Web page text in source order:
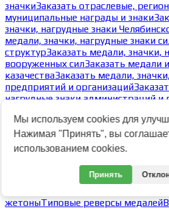
значкиЗаказать отраслевые,
муниципальные награды и знаки
значки, нагрудные знаки
медали, значки, нагрудные знаки
структурЗаказать медали, значки,
вооруженных силЗаказать медали
казачестваЗаказать медали,
предприятий и организаций
нагрудные знаки администраций и
нагрудные знаки
по регионам РоссииЗаказать
профсоюзных организации
общественные наградыЗаказать
нагрудные знаки по спортивным
жетоныТиповые реверсы медалей
Мы используем cookies для
Нажимая "Принять", вы
использованием cookies.
Принять